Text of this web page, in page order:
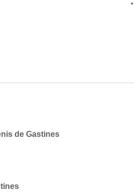
de Gastines